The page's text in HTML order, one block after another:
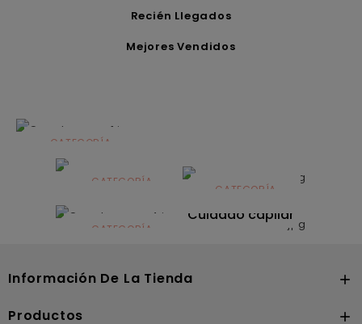
Recién Llegados
Mejores Vendidos
CATEGORÍA
Alimentación
infantilCATEGORÍA
Dermocosmética
CATEGORÍA
Solares
CATEGORÍA
Cuidado capilar
Información De La Tienda 
Productos 